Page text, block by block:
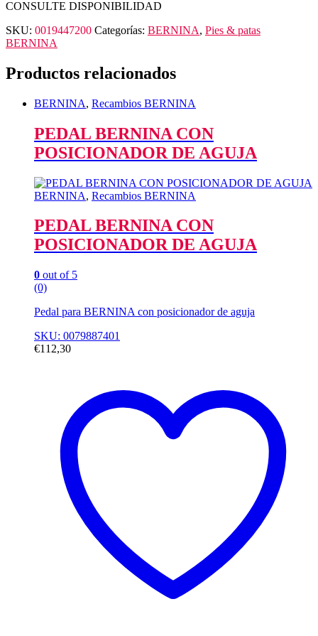
CONSULTE DISPONIBILIDAD
SKU: 0019447200 Categorías: BERNINA, Pies & patas
BERNINA
Productos relacionados
BERNINA, Recambios BERNINA
PEDAL BERNINA CON
POSICIONADOR DE AGUJA
BERNINA, Recambios BERNINA
PEDAL BERNINA CON
POSICIONADOR DE AGUJA
0 out of 5
(0)
Pedal para BERNINA con posicionador de aguja
SKU: 0079887401
€112,30